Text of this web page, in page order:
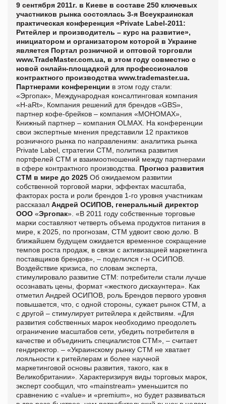
9 сентября 2011г. в Киеве в составе 250 ключевых
участников рынка состоялась 3-я Всеукраинская
практическая конференция «Private Label-2011:
Ритейлер и производитель – курс на развитие»,
инициатором и организатором которой в Украине
является Портал розничной и оптовой торговли
www.TradeMaster.com.ua, в этом году совместно с
новой онлайн-площадкой для профессионалов
контрактного производства www.trademaster.ua.
Партнерами конференции в этом году стали:
«Эргопак», Международная консалтинговая компания
«H-aRt», Компания решений для брендов «GBS»,
партнер кофе-брейков – компания «МОНОМАХ»,
Книжный партнер – компания OLMAX. На конференции
свои экспертные мнения представили 12 практиков
розничного рынка по направлениям: аналитика рынка
Private Label, стратегии СТМ, политика развития
портфелей СТМ и взаимоотношений между партнерами
в сфере контрактного производства. Прогноз развития
СТМ в мире до 2025 Об ожидаемом развитии
собственной торговой марки, эффектах масштаба,
факторах роста и роли брендов 1-го уровня участникам
рассказал Андрей ОСИПОВ, генеральный директор
ООО «Эргопак». «В 2011 году собственные торговые
марки составляют четверть объема продуктов питания в
мире, к 2025, по прогнозам, СТМ удвоит свою долю. В
ближайшем будущем ожидается временное сокращение
темпов роста продаж, в связи с активизацией маркетинга
поставщиков брендов», – поделился г-н ОСИПОВ.
Воздействие кризиса, по словам эксперта,
стимулировало развитие СТМ: потребители стали лучше
осознавать цены, формат «жесткого дискаунтера». Как
отметил Андрей ОСИПОВ, роль Брендов первого уровня
повышается, что, с одной стороны, сужает рынок СТМ, а
с другой – стимулирует ритейлера к действиям. «Для
развития собственных марок необходимо преодолеть
ограничение масштабов сети, убедить потребителя в
качестве и объединить специалистов СТМ», – считает
гендиректор. – «Украинскому рынку СТМ не хватает
лояльности к ритейлерам и более научной
маркетинговой основы развития, такого, как в
Великобритании». Характеризируя виды торговых марок,
эксперт сообщил, что «mainstream» уменьшится по
сравнению с «value» и «premium», но будет развиваться